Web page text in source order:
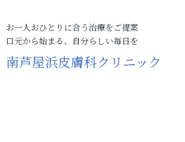
お一人おひとりに合う治療をご提案
口元から始まる、自分らしい毎日を
南芦屋浜皮膚科クリニック